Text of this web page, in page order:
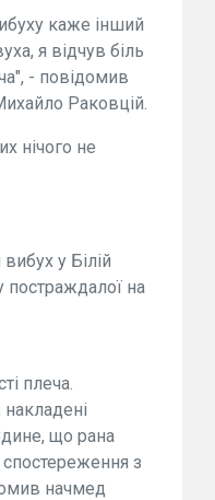
каже інший
я відчув біль
- повідомив
Раковцій.
нічого не
у Білій
постраждалої на
плеча.
що рана
з
начмед